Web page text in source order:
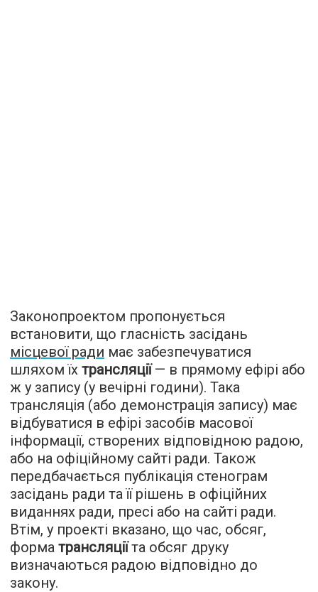
Законопроектом пропонується
встановити, що гласність засідань
місцевої ради має забезпечуватися
шляхом їх трансляції— в прямому ефірі або
ж у запису (у вечірні години). Така
трансляція (або демонстрація запису) має
відбуватися в ефірі засобів масової
інформації, створених відповідною радою,
або на офіційному сайті ради. Також
передбачається публікація стенограм
засідань ради та її рішень в офіційних
виданнях ради, пресі або на сайті ради.
Втім, у проекті вказано, що час, обсяг,
форма трансляціїта обсяг друку
визначаються радою відповідно до
закону.